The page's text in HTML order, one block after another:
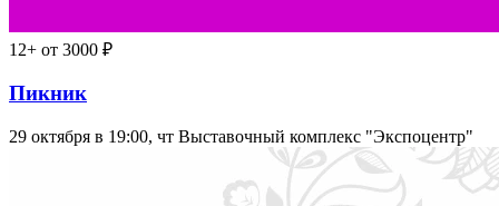
12+ от 3000 ₽
Пикник
29 октября в 19:00, чт Выставочный комплекс "Экспоцентр"